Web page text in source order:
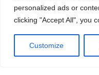
personalized ads or
clicking "Accept All", you
Customize
E-post *
Remember Me